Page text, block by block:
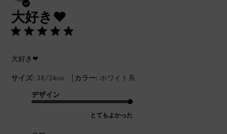
大好き❤
大好き❤
サイズ: 38/24cm | カラー: ホワイト系
デザイン
とてもよかった